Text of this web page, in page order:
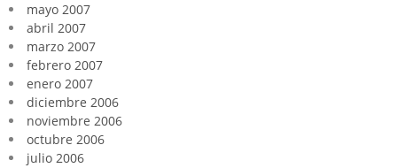
mayo 2007
abril 2007
marzo 2007
febrero 2007
enero 2007
diciembre 2006
noviembre 2006
octubre 2006
julio 2006